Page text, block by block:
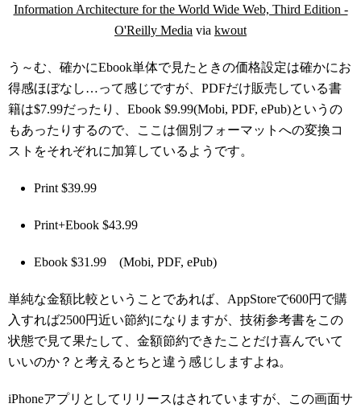
Information Architecture for the World Wide Web, Third Edition -
O'Reilly Media via kwout
う～む、確かにEbook単体で見たときの価格設定は確かにお
得感ほぼなし…って感じですが、PDFだけ販売している書
籍は$7.99だったり、Ebook $9.99(Mobi, PDF, ePub)というの
もあったりするので、ここは個別フォーマットへの変換コ
ストをそれぞれに加算しているようです。
Print $39.99
Print+Ebook $43.99
Ebook $31.99 (Mobi, PDF, ePub)
単純な金額比較ということであれば、AppStoreで600円で購
入すれば2500円近い節約になりますが、技術参考書をこの
状態で見て果たして、金額節約できたことだけ喜んでいて
いいのか？と考えるとちと違う感じしますよね。
iPhoneアプリとしてリリースはされていますが、この画面サ